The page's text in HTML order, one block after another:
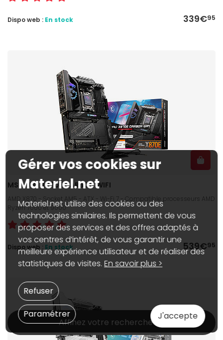
339€95
Dispo web : En stock
MSI MPG X870E CARBON WIFI
AMD X870 - Socket AM5 - ATX - Wi-Fi 7 - Compatible processeurs AMD
Ryzen 7000 et 9000
539€95
Dispo web : En stock
Affinez votre recherche
Gérer vos cookies sur
Materiel.net
Materiel.net utilise des cookies ou des
technologies similaires. Ils permettent de vous
proposer des services et des offres adaptés à
vos centres d’intérêt, de vous garantir une
meilleure expérience utilisateur et de réaliser des
statistiques de visites.En savoir plus >
J'accepte
Paramétrer
Refuser